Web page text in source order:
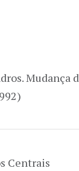
Centrais